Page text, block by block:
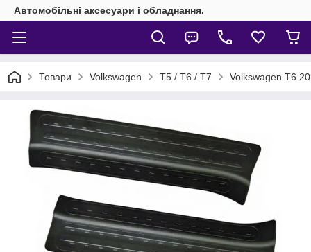
Автомобільні аксесуари і обладнання.
Товари Volkswagen T5 / T6 / T7 Volkswagen T6